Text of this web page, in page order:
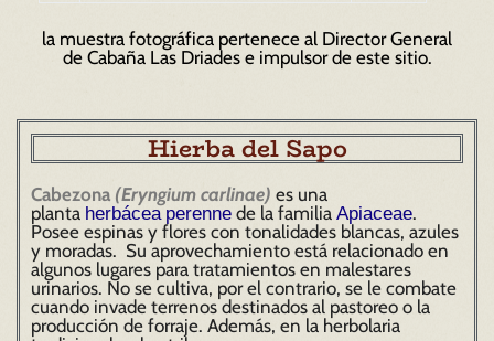
la muestra fotográfica pertenece al Director General
de Cabaña Las Driades e impulsor de este sitio.
Hierba del Sapo
Cabezona (Eryngium carlinae) es una
planta herbácea perenne de la familia Apiaceae.
Posee espinas y flores con tonalidades blancas, azules
y moradas. Su aprovechamiento está relacionado en
algunos lugares para tratamientos en malestares
urinarios. No se cultiva, por el contrario, se le combate
cuando invade terrenos destinados al pastoreo o la
producción de forraje. Además, en la herbolaria